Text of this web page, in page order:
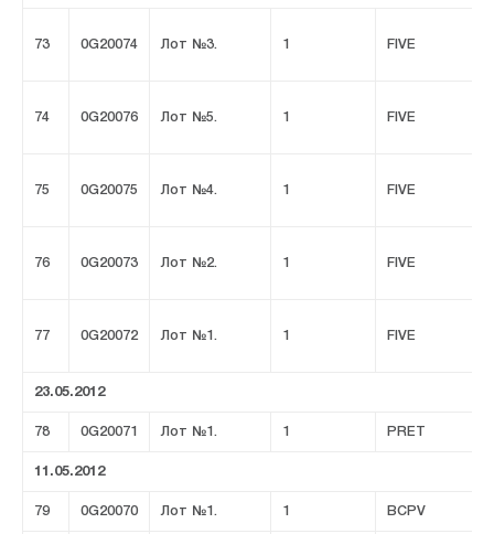
73 0G20074 Лот №3. 1 FIVE
74 0G20076 Лот №5. 1 FIVE
75 0G20075 Лот №4. 1 FIVE
76 0G20073 Лот №2. 1 FIVE
77 0G20072 Лот №1. 1 FIVE
23.05.2012
78 0G20071 Лот №1. 1 PRET
11.05.2012
79 0G20070 Лот №1. 1 BCPV